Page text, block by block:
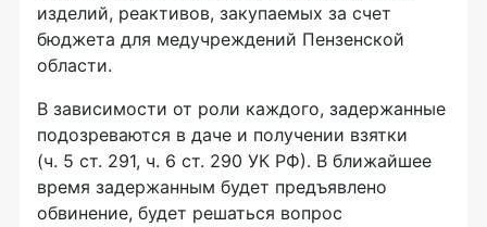
изделий, реактивов, закупаемых за счет
бюджета для медучреждений Пензенской
области.
В зависимости от роли каждого, задержанные
подозреваются в даче и получении взятки
(ч. 5 ст. 291, ч. 6 ст. 290 УК РФ). В ближайшее
время задержанным будет предъявлено
обвинение, будет решаться вопрос